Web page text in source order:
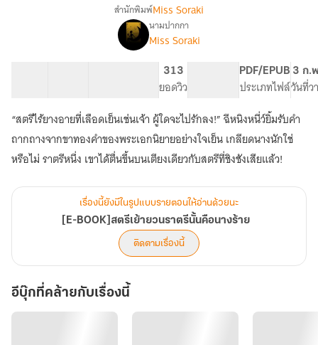
เรื่อง[E-
BOOK]สตรี
เย้า
ยวน
ราตรี
นั้น
คือ
นาง
ร้าย
สำนักพิมพ์Miss Soraki
นามปากกา
Miss Soraki
313
ยอดวิว
PDF/EPUB
ประเภทไฟล์
3 ก.
วันที่ว
“สตรีไร้ยางอายที่เลือดเย็นเช่นเจ้า ผู้ใดจะไปรักลง!” ฉีหนิงหนี่ว์ยิ้มรับคำ
ถากถางจากขาทองคำของพระเอกนิยายอย่างใจเย็น เกลียดนางนักใช่
หรือไม่ ราตรีหนึ่ง เขาได้ตื่นขึ้นบนเตียงเดียวกับสตรีที่ชิงชังเสียแล้ว!
เรื่องนี้ยังมีในรูปแบบรายตอนให้อ่านด้วยนะ
[E-BOOK]สตรีเย้ายวนราตรีนั้นคือนางร้าย
ติดตามเรื่องนี้
อีบุ๊กที่คล้ายกับเรื่องนี้